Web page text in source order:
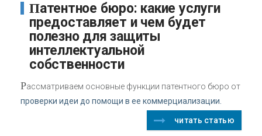
Патентное бюро: какие услуги
предоставляет и чем будет
полезно для защиты
интеллектуальной
собственности
Рассматриваем основные функции патентного бюро от
проверки идеи до помощи в ее коммерциализации.
читать статью